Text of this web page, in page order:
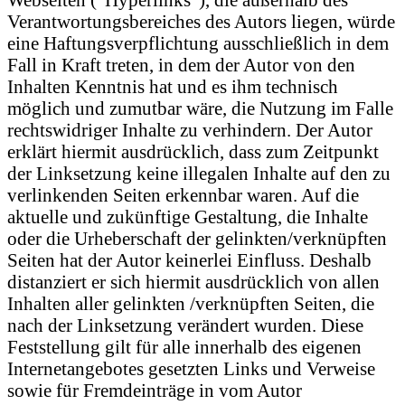
Verantwortungsbereiches des Autors liegen, würde
eine Haftungsverpflichtung ausschließlich in dem
Fall in Kraft treten, in dem der Autor von den
Inhalten Kenntnis hat und es ihm technisch
möglich und zumutbar wäre, die Nutzung im Falle
rechtswidriger Inhalte zu verhindern. Der Autor
erklärt hiermit ausdrücklich, dass zum Zeitpunkt
der Linksetzung keine illegalen Inhalte auf den zu
verlinkenden Seiten erkennbar waren. Auf die
aktuelle und zukünftige Gestaltung, die Inhalte
oder die Urheberschaft der gelinkten/verknüpften
Seiten hat der Autor keinerlei Einfluss. Deshalb
distanziert er sich hiermit ausdrücklich von allen
Inhalten aller gelinkten /verknüpften Seiten, die
nach der Linksetzung verändert wurden. Diese
Feststellung gilt für alle innerhalb des eigenen
Internetangebotes gesetzten Links und Verweise
sowie für Fremdeinträge in vom Autor